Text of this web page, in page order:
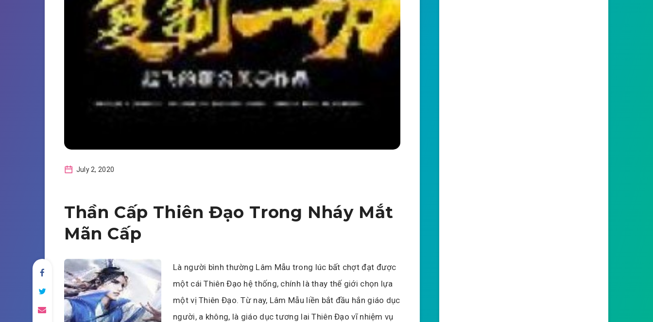
July 2, 2020
Thần Cấp Thiên Đạo Trong Nháy Mắt
Mãn Cấp
Là người bình thường Lâm Mẫu trong lúc bất chợt đạt được
một cái Thiên Đạo hệ thống, chính là thay thế giới chọn lựa
một vị Thiên Đạo. Từ nay, Lâm Mẫu liền bắt đầu hắn giáo dục
người, a không, là giáo dục tương lai Thiên Đạo vĩ nhiệm vụ